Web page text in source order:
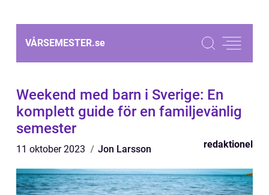
VÅRSEMESTER.se
Weekend med barn i Sverige: En
komplett guide för en familjevänlig
semester
11 oktober 2023 Jon Larsson redaktionel